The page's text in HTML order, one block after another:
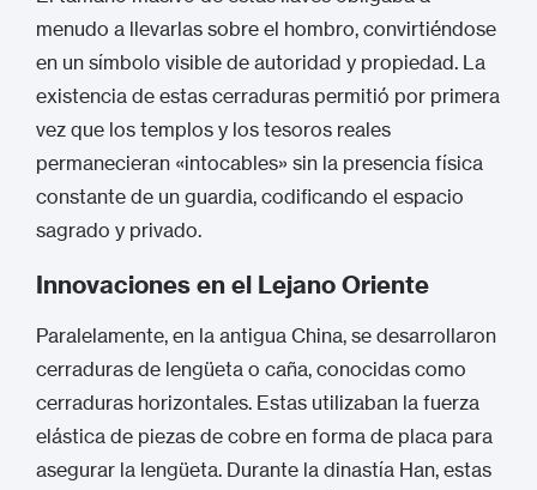
menudo a llevarlas sobre el hombro, convirtiéndose
en un símbolo visible de autoridad y propiedad. La
existencia de estas cerraduras permitió por primera
vez que los templos y los tesoros reales
permanecieran «intocables» sin la presencia física
constante de un guardia, codificando el espacio
sagrado y privado.
Innovaciones en el Lejano Oriente
Paralelamente, en la antigua China, se desarrollaron
cerraduras de lengüeta o caña, conocidas como
cerraduras horizontales. Estas utilizaban la fuerza
elástica de piezas de cobre en forma de placa para
asegurar la lengüeta. Durante la dinastía Han, estas